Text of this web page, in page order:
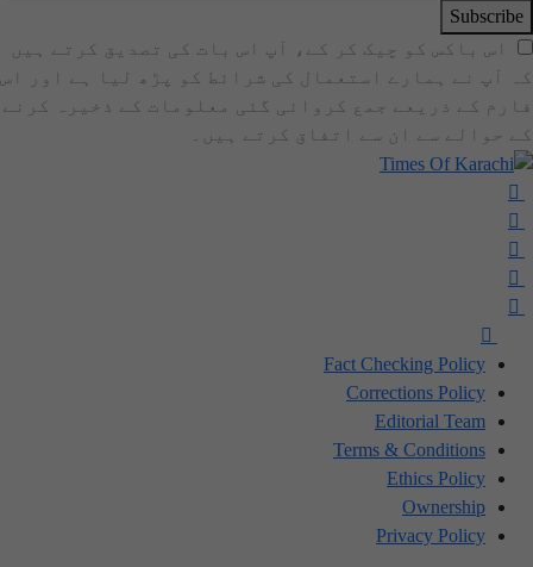
Subscribe
اس باکس کو چیک کر کے، آپ اس بات کی تصدیق کرتے ہیں
کہ آپ نے ہمارے استعمال کی شرائط کو پڑھ لیا ہے اور اس
فارم کے ذریعے جمع کروائی گئی معلومات کے ذخیرہ کرنے
کے حوالے سے ان سے اتفاق کرتے ہیں۔
Fact Checking Policy
Corrections Policy
Editorial Team
Terms & Conditions
Ethics Policy
Ownership
Privacy Policy